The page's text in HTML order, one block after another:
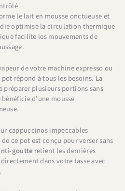
le lait en mousse onctueuse et
optimise la circulation thermique
facilite les mouvements de
de votre machine expresso ou
répond à tous les besoins. La
préparer plusieurs portions sans
d’une mousse
cappuccinos impeccables
ce pot est conçu pour verser sans
goutte retient les dernières
dans votre tasse avec